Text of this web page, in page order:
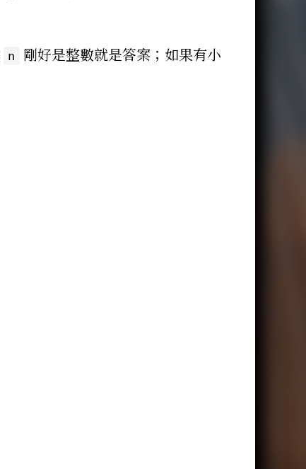
n
剛好是整數就是答案；如果有小